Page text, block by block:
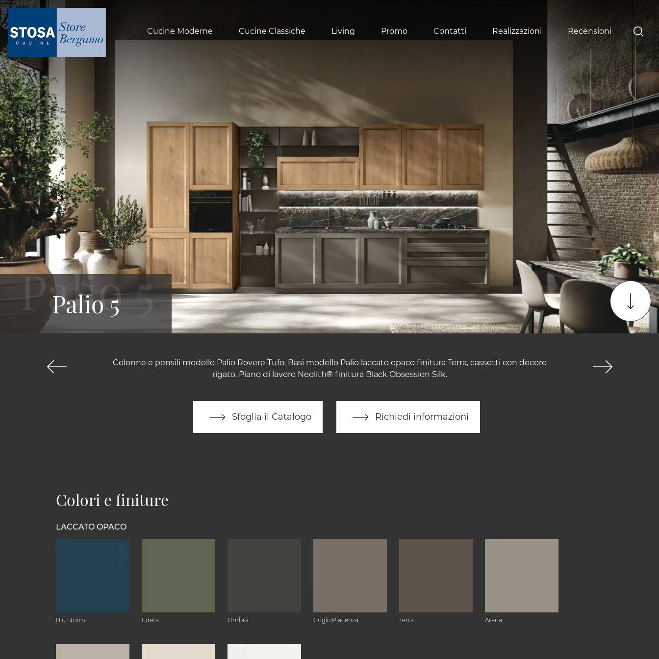
Cucine Moderne Cucine Classiche Living Promo Contatti Realizzazioni Recensioni
Colonne e pensili modello Palio Rovere Tufo. Basi modello Palio laccato opaco finitura Terra, cassetti con decoro
rigato. Piano di lavoro Neolith® finitura Black Obsession Silk.
Sfoglia il Catalogo Richiedi informazioni
Palio 5
Colori e finiture
LACCATO OPACO
Blu Storm Edera Ombra Grigio Piacenza Terra Arena